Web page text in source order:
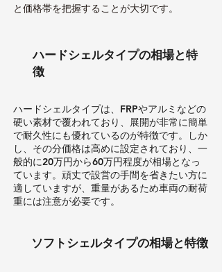
と価格帯を把握することが大切です。
ハードシェルタイプの相場と特
徴
ハードシェルタイプは、FRPやアルミなどの
硬い素材で覆われており、展開が非常に簡単
で耐久性にも優れているのが特徴です。しか
し、その分価格は高めに設定されており、一
般的に20万円から60万円程度が相場となっ
ています。頑丈で設営の手間を省きたい方に
適していますが、重量があるため車両の耐荷
重には注意が必要です。
ソフトシェルタイプの相場と特徴